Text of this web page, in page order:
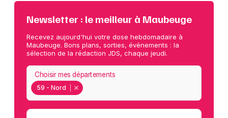
Newsletter : le meilleur à Maubeuge
Recevez aujourd'hui votre dose hebdomadaire à
Maubeuge. Bons plans, sorties, événements : la
sélection de la rédaction JDS, chaque jeudi.
59 - Nord
Choisir mes départements